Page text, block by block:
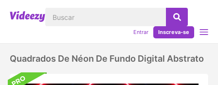
Entrar Inscreva-se
Quadrados De Néon De Fundo Digital Abstrato